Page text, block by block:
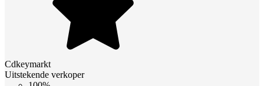
Cdkeymarkt
Uitstekende verkoper